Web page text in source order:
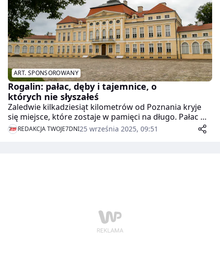
ART. SPONSOROWANY
Rogalin: pałac, dęby i tajemnice, o
których nie słyszałeś
Zaledwie kilkadziesiąt kilometrów od Poznania kryje
się miejsce, które zostaje w pamięci na długo. Pałac w
Rogalinie to nie tylko piękna rezydencja, ale punkt, w
którym historia splata się z naturą w spektakularny
REDAKCJA TWOJE7DNI25 września 2025, 09:51